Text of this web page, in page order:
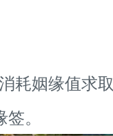
姻缘值求
。